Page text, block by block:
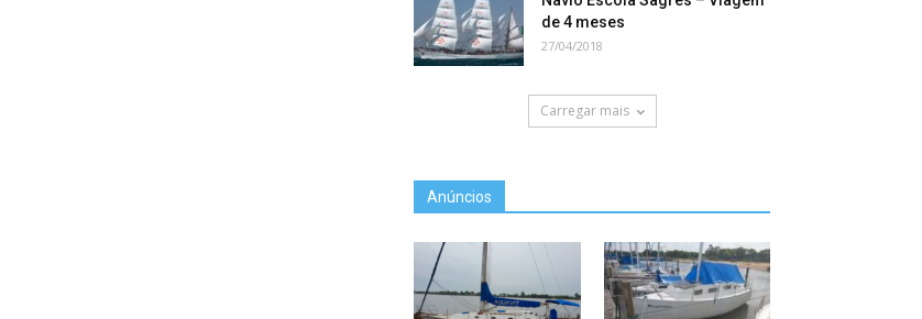
de 4 meses
27/04/2018
Carregar mais
Anúncios